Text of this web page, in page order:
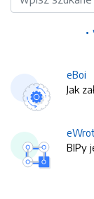
eBoi
Jak
BIPy